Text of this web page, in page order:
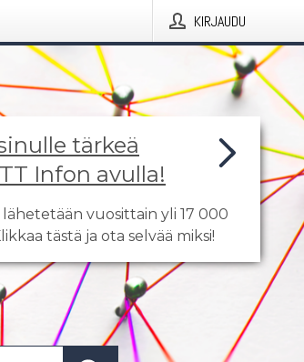
KIRJAUDU
tärkeä
Infon avulla!
vuosittain yli 17 000
tästä ja ota selvää miksi!